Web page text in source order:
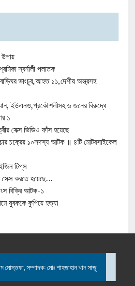
স্বর্নালী পলাতক
ভাংচুর,আহত ১১,দেশীয় অস্ত্রসহ
ইউএনও,প্রকৌশলীসহ ৬ জনের বিরুদ্ধে
১
সেক্স ভিডিও ফাঁস হয়েছে
চক্রের ১০সদস্য আটক ॥ ৪টি মোটরসাইকেল
টিপ্‌স
করতে হয়েছে…
বিক্রি আটক-১
যুবককে কুপিয়ে হত্যা
মোস্তফা, সম্পাদক: মোঃ শাহজাহান খান সাজু